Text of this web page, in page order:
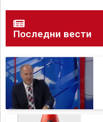
Последни вести